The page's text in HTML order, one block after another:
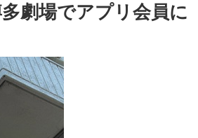
劇場でアプリ会員に